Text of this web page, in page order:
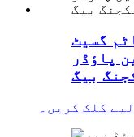
گسیٹ
پاؤڈر
بیگ
کلک کریں۔